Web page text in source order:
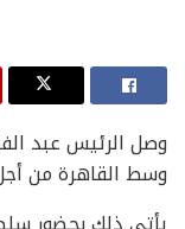
وصل الرئيس عبد
وسط القاهرة من أجل